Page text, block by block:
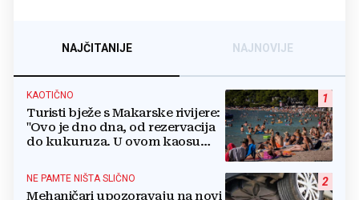
NAJČITANIJE NAJNOVIJE
1
KAOTIČNO
Turisti bježe s Makarske rivijere:
"Ovo je dno dna, od rezervacija
do kukuruza. U ovom kaosu
2
NE PAMTE NIŠTA SLIČNO
Mehaničari upozoravaju na novi